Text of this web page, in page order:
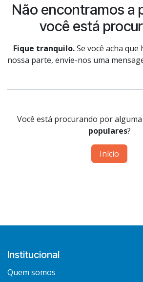
Erro 404
Não encontramos a
você está
Fique tranquilo.Se você acha que
nossa parte, envie-nos uma
Você está procurando por alguma
populares?
Início
Institucional
Quem somos